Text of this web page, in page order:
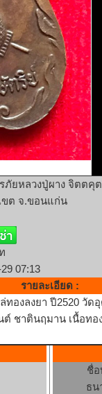
ภัยหลวงปู่ผาง จิตตคุ
ขต จ.ขอนแก่น
07:13
รายละเอียด :
องลงยา ปี2520 วั
ชาตินฤมาน เนื้อทอ
ชื่
ธน